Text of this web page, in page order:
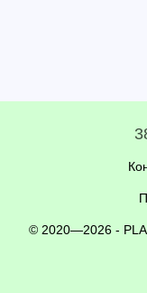
© 2020—2026 -